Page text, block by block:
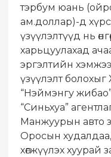
тэрбум юань
ам.доллар)-д
үзүүлэлтүүд нь
харьцуулахад
эргэлтийн хэмжээ
үзүүлэлт болохыг
“Нэймэнгу
“Синьхуа”
Манжуурын авто
Оросын
хөгжүүлэх